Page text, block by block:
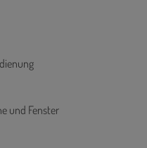
und Fenster